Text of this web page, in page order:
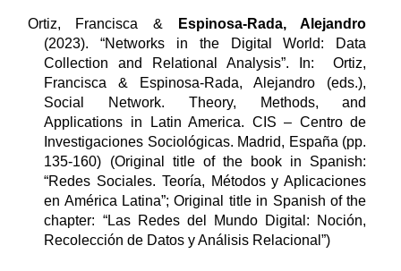
Ortiz, Francisca &
Espinosa-Rada, Alejandro
(2023). “Networks in the Digital World: Data
Collection and Relational Analysis”. In: Ortiz,
Francisca & Espinosa-Rada, Alejandro (eds.),
Social Network. Theory, Methods, and
Applications in Latin America. CIS – Centro de
Investigaciones Sociológicas. Madrid, España (pp.
135-160)
(Original title of the book in Spanish:
“Redes Sociales. Teoría, Métodos y Aplicaciones
en América Latina”; Original title in Spanish of the
chapter: “Las Redes del Mundo Digital: Noción,
Recolección de Datos y Análisis Relacional”)